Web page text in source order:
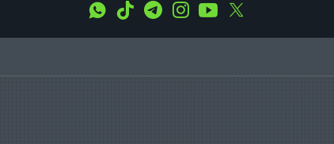
WhatsApp
Tiktok TelegramInstagramYoutube